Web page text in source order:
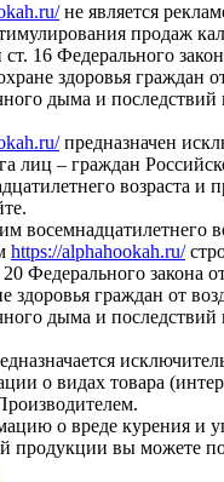
не является
продаж
16 Федерального
здоровья граждан
дыма и последствий
предназначен
лиц – граждан
возраста и
восемнадцатилетнего
https://alphahookah.ru/
20 Федерального закона
граждан от
дыма и последствий
о видах товара
о вреде курения и
продукции вы можете